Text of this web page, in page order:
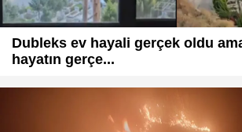
Dubleks ev hayali gerçek oldu
hayatın gerçe...